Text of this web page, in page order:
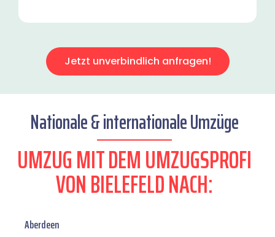
Jetzt unverbindlich anfragen!
Nationale & internationale Umzüge
UMZUG MIT DEM UMZUGSPROFI
VON BIELEFELD NACH:
Aberdeen